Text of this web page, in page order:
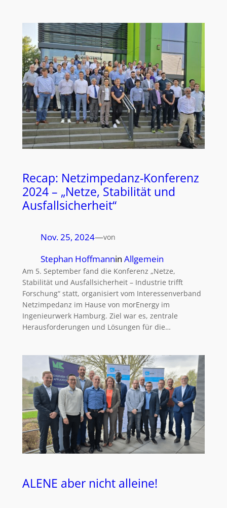
Recap: Netzimpedanz-Konferenz
2024 – „Netze, Stabilität und
Ausfallsicherheit“
Nov. 25, 2024—von
Stephan Hoffmannin Allgemein
Am 5. September fand die Konferenz „Netze,
Stabilität und Ausfallsicherheit – Industrie trifft
Forschung“ statt, organisiert vom Interessenverband
Netzimpedanz im Hause von morEnergy im
Ingenieurwerk Hamburg. Ziel war es, zentrale
Herausforderungen und Lösungen für die…
ALENE aber nicht alleine!